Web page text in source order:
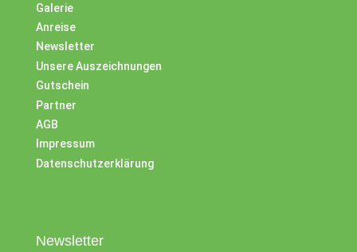
Galerie
Anreise
Newsletter
Unsere Auszeichnungen
Gutschein
Partner
AGB
Impressum
Datenschutzerklärung
Newsletter